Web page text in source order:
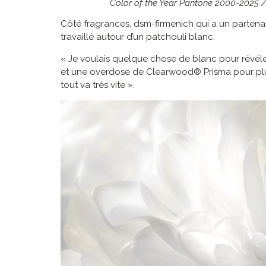
Color of the Year Pantone 2000-
Côté fragrances, dsm-firmenich qui a un
travaillé autour d’un patchouli blanc.
« Je voulais quelque chose de blanc pour
et une overdose de Clearwood® Prisma pour
tout va très vite ».